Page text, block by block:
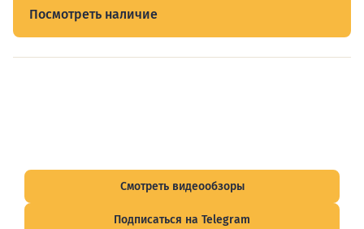
Посмотреть наличие
Смотреть видеообзоры
Подписаться на Telegram